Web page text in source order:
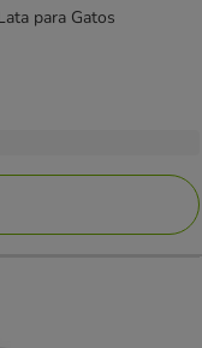
para Gatos